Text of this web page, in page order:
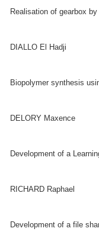
Realisation of gearbox
DIALLO El Hadji
Biopolymer synthesis
DELORY Maxence
Development of a
RICHARD Raphael
Development of a file